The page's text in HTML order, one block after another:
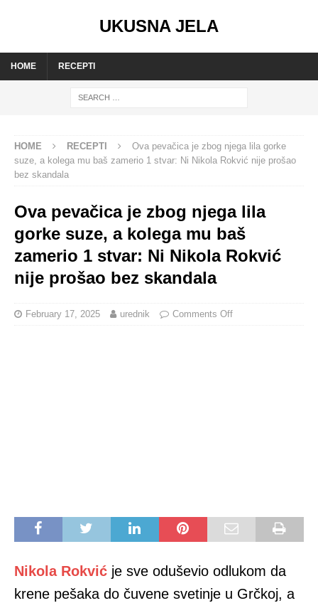
UKUSNA JELA
HOME RECEPTI
HOME RECEPTI
Ova pevačica je zbog njega lila gorke
suze, a kolega mu baš zamerio 1 stvar: Ni Nikola Rokvić nije prošao
bez skandala
Ova pevačica je zbog njega lila
gorke suze, a kolega mu baš
zamerio 1 stvar: Ni Nikola Rokvić
nije prošao bez skandala
February 17, 2025 urednik Comments Off
Nikola Rokvić je sve oduševio odlukom da
krene pešaka do čuvene svetinje u Grčkoj, a